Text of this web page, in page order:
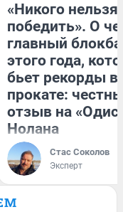
«Никого нельзя
победить». О
главный
этого года,
бьет рекорды в
прокате:
отзыв на
Нолана
Стас Соколов
Эксперт